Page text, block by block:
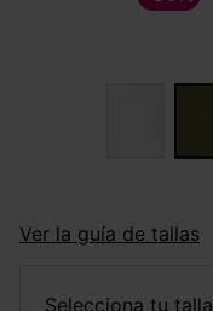
Ver la guía de tallas
selecciona tu talla